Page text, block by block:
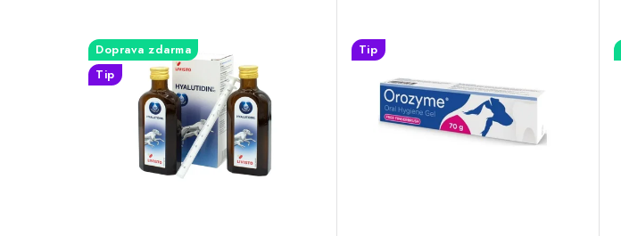
Doprava zdarma
Tip
Tip